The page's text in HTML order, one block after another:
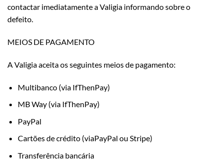
contactar imediatamente a Valigia informando sobre o
defeito.
MEIOS DE PAGAMENTO
A Valigia aceita os seguintes meios de pagamento:
Multibanco (via IfThenPay)
MB Way (via IfThenPay)
PayPal
Cartões de crédito (viaPayPal ou Stripe)
Transferência bancária